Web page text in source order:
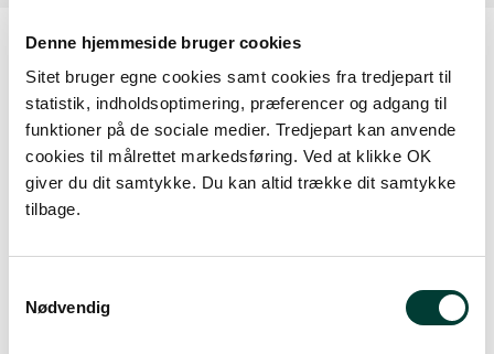
Denne hjemmeside bruger cookies
Sitet bruger egne cookies samt cookies fra tredjepart til
statistik, indholdsoptimering, præferencer og adgang til
funktioner på de sociale medier. Tredjepart kan anvende
cookies til målrettet markedsføring. Ved at klikke OK
giver du dit samtykke. Du kan altid trække dit samtykke
tilbage.
Nødvendig
Kort
GPX FIL
KORTUDSNIT / PDF